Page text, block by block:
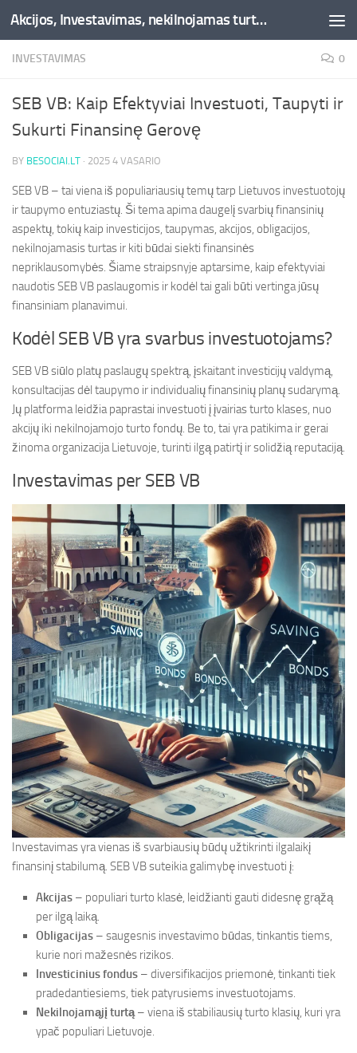
Skip to content Akcijos, Investavimas, nekilnojamas turtas, kriptovaliutos - Besociai.lt
INVESTAVIMAS 0
SEB VB: Kaip Efektyviai Investuoti, Taupyti ir
Sukurti Finansinę Gerovę
BY BESOCIAI.LT · 2025 4 VASARIO
SEB VB – tai viena iš populiariausių temų tarp Lietuvos investuotojų
ir taupymo entuziastų. Ši tema apima daugelį svarbių finansinių
aspektų, tokių kaip investicijos, taupymas, akcijos, obligacijos,
nekilnojamasis turtas ir kiti būdai siekti finansinės
nepriklausomybės. Šiame straipsnyje aptarsime, kaip efektyviai
naudotis SEB VB paslaugomis ir kodėl tai gali būti vertinga jūsų
finansiniam planavimui.
Kodėl SEB VB yra svarbus investuotojams?
SEB VB siūlo platų paslaugų spektrą, įskaitant investicijų valdymą,
konsultacijas dėl taupymo ir individualių finansinių planų sudarymą.
Jų platforma leidžia paprastai investuoti į įvairias turto klases, nuo
akcijų iki nekilnojamojo turto fondų. Be to, tai yra patikima ir gerai
žinoma organizacija Lietuvoje, turinti ilgą patirtį ir solidžią reputaciją.
Investavimas per SEB VB
Investavimas yra vienas iš svarbiausių būdų užtikrinti ilgalaikį
finansinį stabilumą. SEB VB suteikia galimybę investuoti į:
Akcijas – populiari turto klasė, leidžianti gauti didesnę grąžą
per ilgą laiką.
Obligacijas – saugesnis investavimo būdas, tinkantis tiems,
kurie nori mažesnės rizikos.
Investicinius fondus – diversifikacijos priemonė, tinkanti tiek
pradedantiesiems, tiek patyrusiems investuotojams.
Nekilnojamąjį turtą– viena iš stabiliausių turto klasių, kuri yra
ypač populiari Lietuvoje.